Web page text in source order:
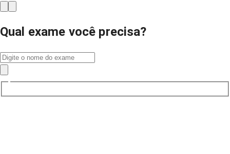
Qual exame você precisa?